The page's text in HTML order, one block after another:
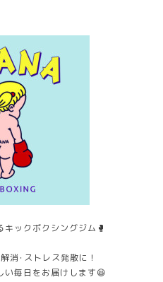
ックボクシングジム🥊
消･ストレス発散に！
い毎日をお届けします😆